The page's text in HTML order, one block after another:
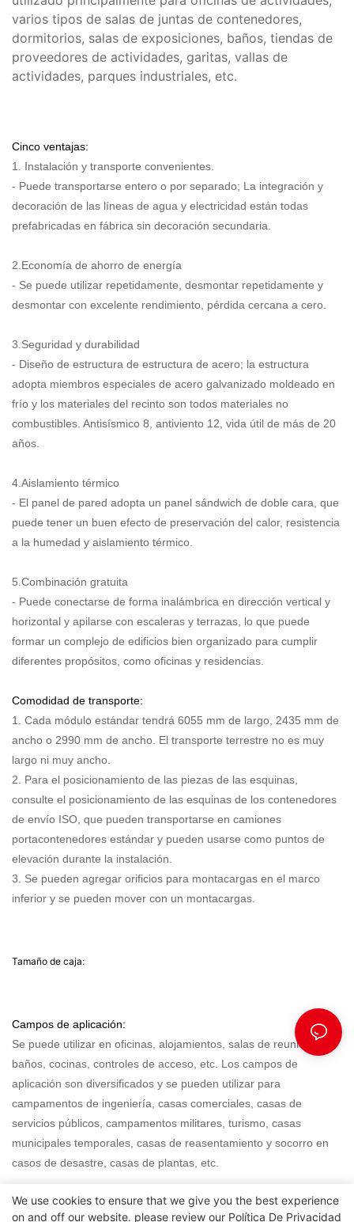
varios tipos de salas de juntas de contenedores,
dormitorios, salas de exposiciones, baños, tiendas de
proveedores de actividades, garitas, vallas de
actividades, parques industriales, etc.
Cinco ventajas:
1. Instalación y transporte convenientes.
- Puede transportarse entero o por separado; La integración y
decoración de las líneas de agua y electricidad están todas
prefabricadas en fábrica sin decoración secundaria.
2.Economía de ahorro de energía
- Se puede utilizar repetidamente, desmontar repetidamente y
desmontar con excelente rendimiento, pérdida cercana a cero.
3.Seguridad y durabilidad
- Diseño de estructura de estructura de acero; la estructura
adopta miembros especiales de acero galvanizado moldeado en
frío y los materiales del recinto son todos materiales no
combustibles. Antisísmico 8, antiviento 12, vida útil de más de 20
años.
4.Aislamiento térmico
- El panel de pared adopta un panel sándwich de doble cara, que
puede tener un buen efecto de preservación del calor, resistencia
a la humedad y aislamiento térmico.
5.Combinación gratuita
- Puede conectarse de forma inalámbrica en dirección vertical y
horizontal y apilarse con escaleras y terrazas, lo que puede
formar un complejo de edificios bien organizado para cumplir
diferentes propósitos, como oficinas y residencias.
Comodidad de transporte:
1. Cada módulo estándar tendrá 6055 mm de largo, 2435 mm de
ancho o 2990 mm de ancho. El transporte terrestre no es muy
largo ni muy ancho.
2. Para el posicionamiento de las piezas de las esquinas,
consulte el posicionamiento de las esquinas de los contenedores
de envío ISO, que pueden transportarse en camiones
portacontenedores estándar y pueden usarse como puntos de
elevación durante la instalación.
3. Se pueden agregar orificios para montacargas en el marco
inferior y se pueden mover con un montacargas.
Tamaño de caja:
Campos de aplicación:
Se puede utilizar en oficinas, alojamientos, salas de reuniones,
baños, cocinas, controles de acceso, etc. Los campos de
aplicación son diversificados y se pueden utilizar para
campamentos de ingeniería, casas comerciales, casas de
servicios públicos, campamentos militares, turismo, casas
municipales temporales, casas de reasentamiento y socorro en
casos de desastre, casas de plantas, etc.
We use cookies to ensure that we give you the best experience
on and off our website. please review our Política De Privacidad